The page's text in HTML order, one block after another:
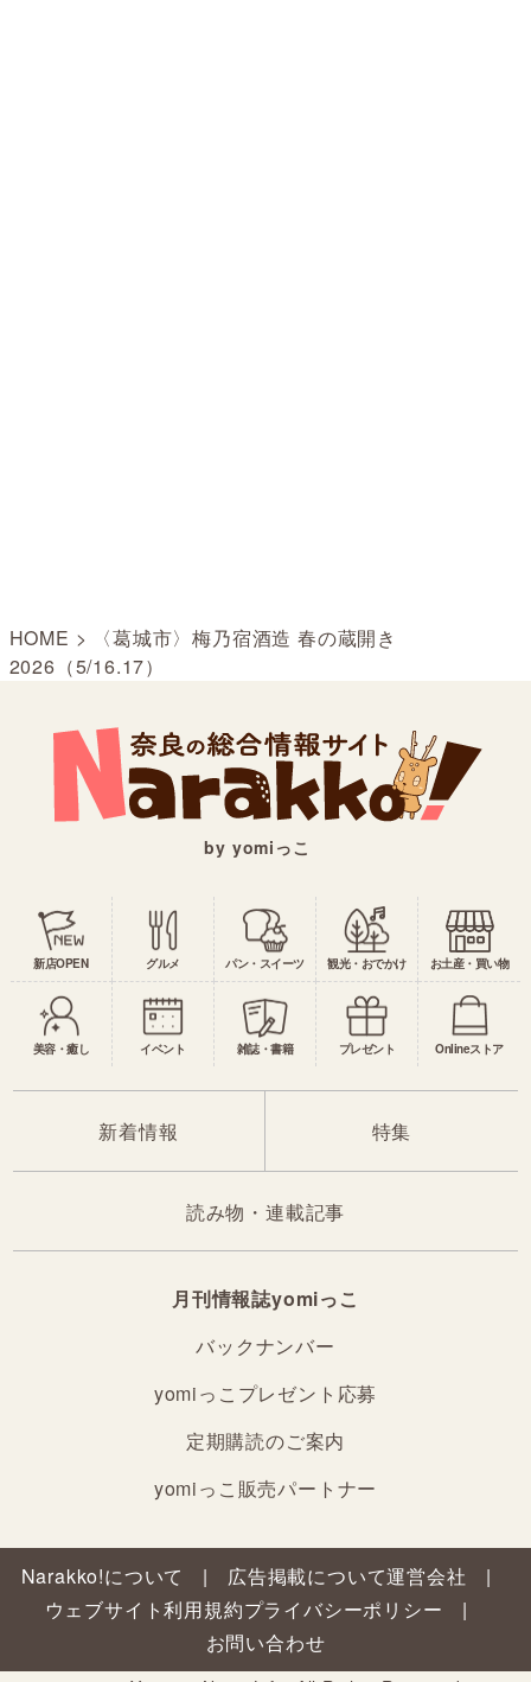
HOME >
〈葛城市〉梅乃宿酒造 春の蔵開き
2026（5/16.17）
by yomiっこ
新店OPEN グルメ パン・スイーツ 観光・おでかけ お土産・買い物
美容・癒し イベント 雑誌・書籍 プレゼント Onlineストア
新着情報 特集
読み物・連載記事
月刊情報誌yomiっこ
バックナンバー
yomiっこプレゼント応募
定期購読のご案内
yomiっこ販売パートナー
Narakko!について 広告掲載について運営会社
ウェブサイト利用規約プライバシーポリシー
お問い合わせ